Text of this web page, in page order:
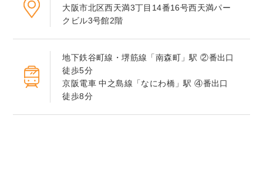
大阪市北区西天満3丁目14番16号西天満パー
クビル3号館2階
地下鉄谷町線・堺筋線「南森町」駅 ②番出口
徒歩5分
京阪電車 中之島線「なにわ橋」駅 ④番出口
徒歩8分